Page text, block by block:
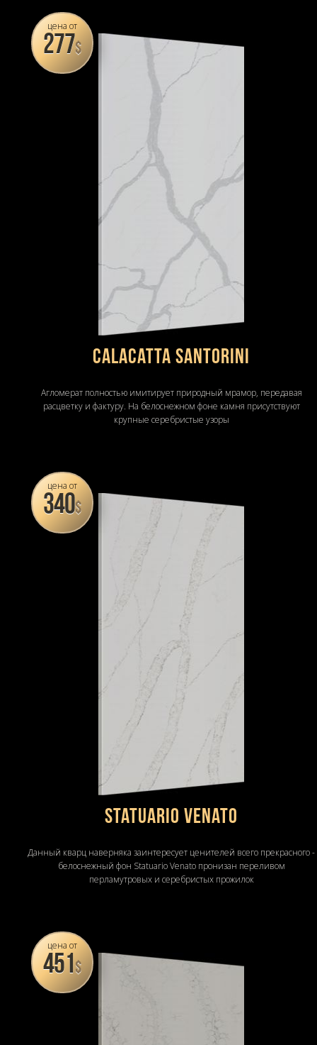
цена от
277$
Calacatta Santorini
Агломерат полностью имитирует природный мрамор, передавая
расцветку и фактуру. На белоснежном фоне камня присутствуют
крупные серебристые узоры
цена от
340$
Statuario Venato
Данный кварц наверняка заинтересует ценителей всего прекрасного -
белоснежный фон Statuario Venato пронизан переливом
перламутровых и серебристых прожилок
цена от
451$